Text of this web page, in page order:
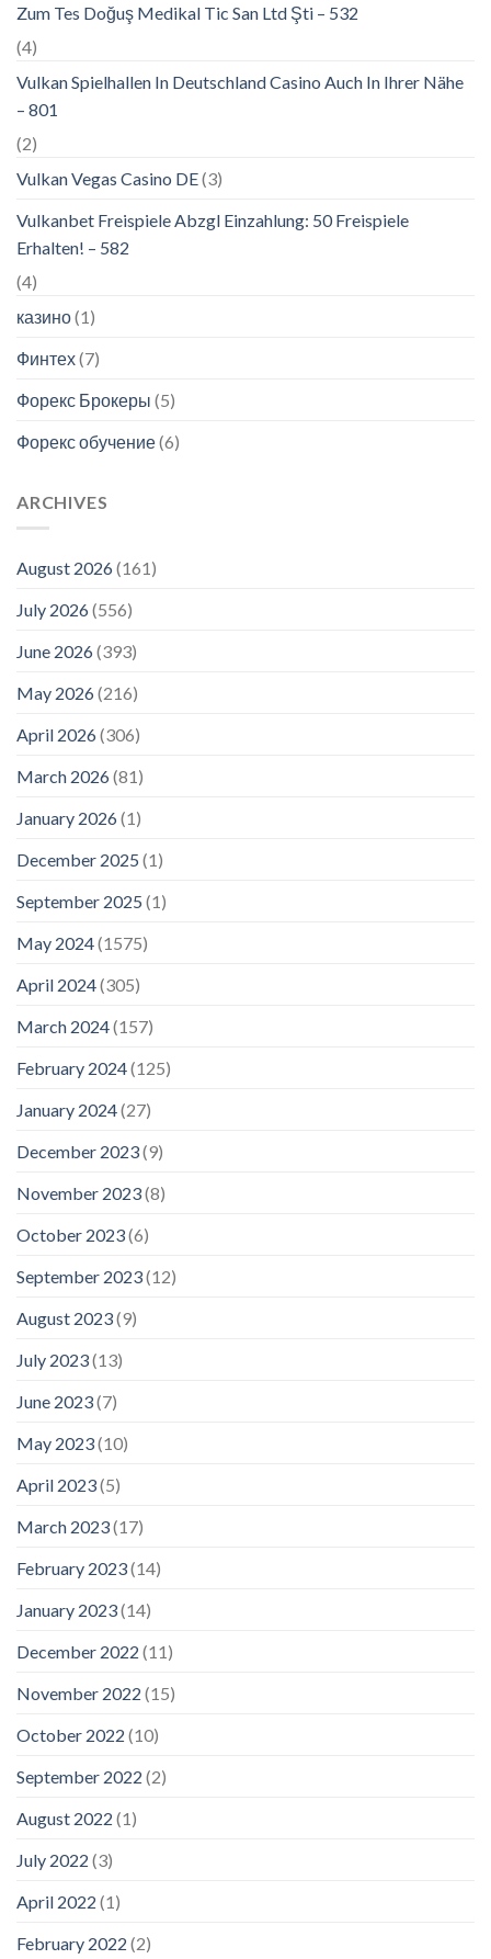
Zum Tes Doğuş Medikal Tic San Ltd Şti – 532
(4)
Vulkan Spielhallen In Deutschland Casino Auch In Ihrer Nähe
– 801
(2)
Vulkan Vegas Casino DE(3)
Vulkanbet Freispiele Abzgl Einzahlung: 50 Freispiele
Erhalten! – 582
(4)
казино(1)
Финтех(7)
Форекс Брокеры (5)
Форекс обучение(6)
ARCHIVES
August 2026(161)
July 2026(556)
June 2026(393)
May 2026(216)
April 2026(306)
March 2026(81)
January 2026(1)
December 2025 (1)
September 2025 (1)
May 2024(1575)
April 2024(305)
March 2024(157)
February 2024(125)
January 2024(27)
December 2023(9)
November 2023(8)
October 2023(6)
September 2023(12)
August 2023(9)
July 2023(13)
June 2023(7)
May 2023(10)
April 2023(5)
March 2023(17)
February 2023(14)
January 2023(14)
December 2022 (11)
November 2022 (15)
October 2022 (10)
September 2022 (2)
August 2022 (1)
July 2022 (3)
April 2022 (1)
February 2022 (2)